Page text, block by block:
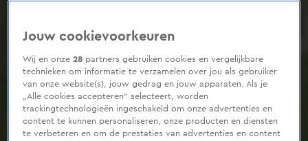
Jouw cookievoorkeuren
Wij en onze28 partners gebruiken cookies en vergelijkbare
technieken om informatie te verzamelen over jou als gebruiker
van onze website(s), jouw gedrag en jouw apparaten. Als je
„Alle cookies accepteren” selecteert, worden
trackingtechnologieën ingeschakeld om onze advertenties en
content te kunnen personaliseren, onze producten en diensten
te verbeteren en om de prestaties van advertenties en content